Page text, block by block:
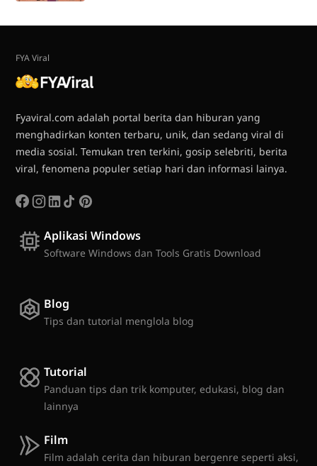
FYA Viral
Fyaviral.com adalah portal berita dan hiburan yang
menghadirkan konten terbaru, unik, dan sedang viral di
media sosial. Temukan tren terkini, gosip selebriti, berita
viral, fenomena populer setiap hari dan informasi lainya.
Aplikasi Windows
Software Windows dan Tools Gratis Download
Blog
Tips dan tutorial menglola blog
Tutorial
Panduan tips dan trik komputer, edukasi, blog dan
lainnya
Film
Film adalah cerita dan hiburan bergenre seperti aksi,